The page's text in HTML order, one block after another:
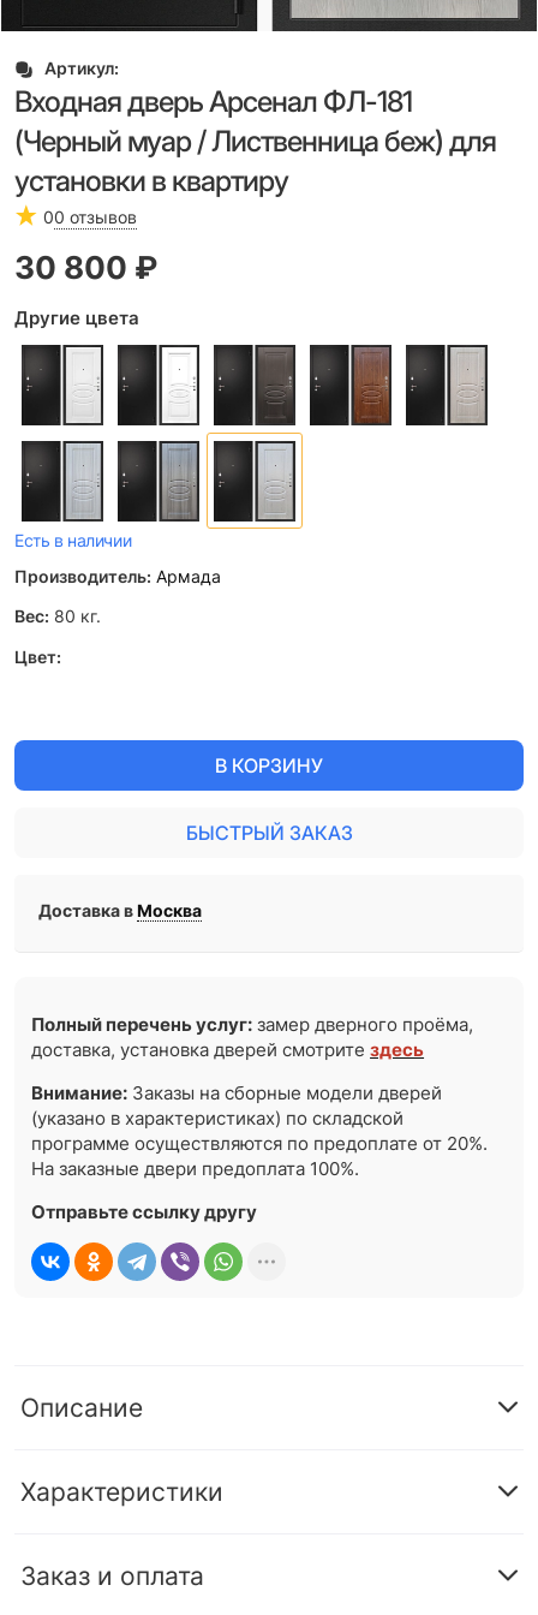
Артикул:
Входная дверь Арсенал ФЛ-181
(Черный муар / Лиственница беж) для
установки в квартиру
00 отзывов
30 800 ₽
Другие цвета
Есть в наличии
Производитель: Армада
Вес: 80 кг.
Цвет:
В КОРЗИНУ
БЫСТРЫЙ ЗАКАЗ
Доставка вМосква
Полный перечень услуг: замер дверного проёма,
доставка, установка дверей смотритездесь
Внимание: Заказы на сборные модели дверей
(указано в характеристиках) по складской
программе осуществляются по предоплате от 20%.
На заказные двери предоплата 100%.
Отправьте ссылку другу
Описание
Характеристики
Заказ и оплата